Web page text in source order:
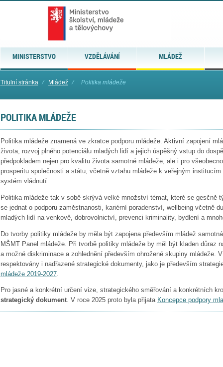
MINISTERSTVO VZDĚLÁVÁNÍ MLÁDEŽ
Titulní stránka ⁄ Mládež ⁄ Politika mládeže
POLITIKA MLÁDEŽE
Politika mládeže znamená ve zkratce podporu mládeže. Aktivní zapojení
života, rozvoj plného potenciálu mladých lidí a jejich úspěšný vstup do
předpokladem nejen pro kvalitu života samotné mládeže, ale i pro
prosperitu společnosti a státu, včetně vztahu mládeže k veřejným
systém vládnutí.
Politika mládeže tak v sobě skrývá velké množství témat, které se gesčně
se jednat o podporu zaměstnanosti, kariérní poradenství, wellbeing včetně
mladých lidí na venkově, dobrovolnictví, prevenci kriminality, bydlení a
Do tvorby politiky mládeže by měla být zapojena především mládež
MŠMT Panel mládeže. Při tvorbě politiky mládeže by měl být kladen důraz
a možné diskriminace a zohlednění především ohrožené skupiny mládeže.
respektovány i nadřazené strategické dokumenty, jako je především
mládeže 2019-2027.
Pro jasné a konkrétní určení vize, strategického směřování a konkrétních
strategický dokument. V roce 2025 proto byla přijata Koncepce podpory